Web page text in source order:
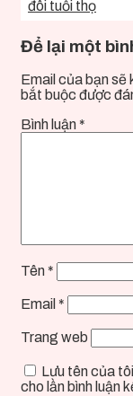
đôi tuổi thọ
Để lại một
Email của bạn sẽ
bắt buộc được
Bình luận *
Tên *
Email *
Trang web
Lưu tên của
cho lần bình luận